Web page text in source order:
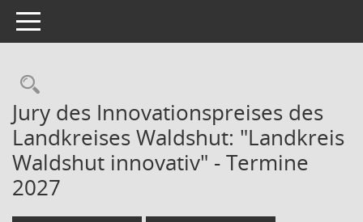
Toggle navigation
Jury des Innovationspreises des
Landkreises Waldshut: "Landkreis
Waldshut innovativ" - Termine
2027